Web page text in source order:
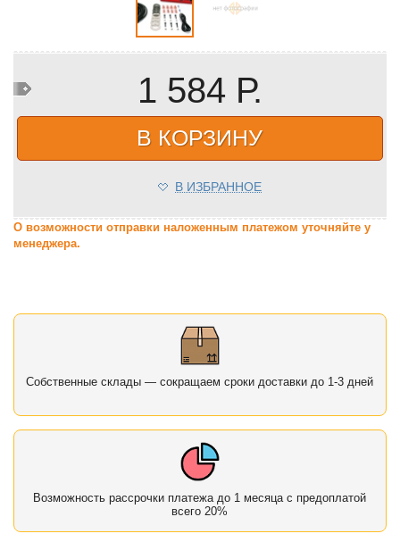
1 584 Р.
В КОРЗИНУ
В ИЗБРАННОЕ
О возможности отправки наложенным платежом уточняйте у
менеджера.
Собственные склады — сокращаем сроки доставки до 1-3 дней
Возможность рассрочки платежа до 1 месяца с предоплатой
всего 20%